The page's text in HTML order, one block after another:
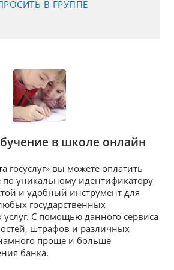
В ГРУППЕ
в школе онлайн
госуслуг» вы можете оплатить
уникальному идентификатору
и удобный инструмент для
государственных
С помощью данного сервиса
штрафов и различных
проще и больше
банка.